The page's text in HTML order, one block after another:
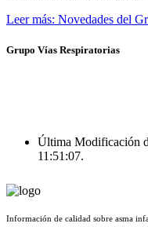
Leer más: Novedades del
Grupo Vías Respiratorias
Última Modificación
11:51:07.
Información de calidad sobre asma